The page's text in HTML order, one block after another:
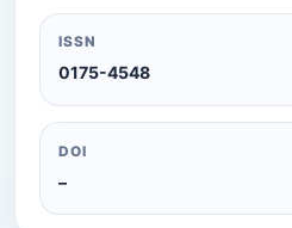
ISSN
0175-4548
DOI
–